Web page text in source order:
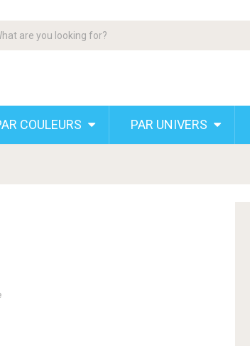
COULEURS PAR UNIVERS